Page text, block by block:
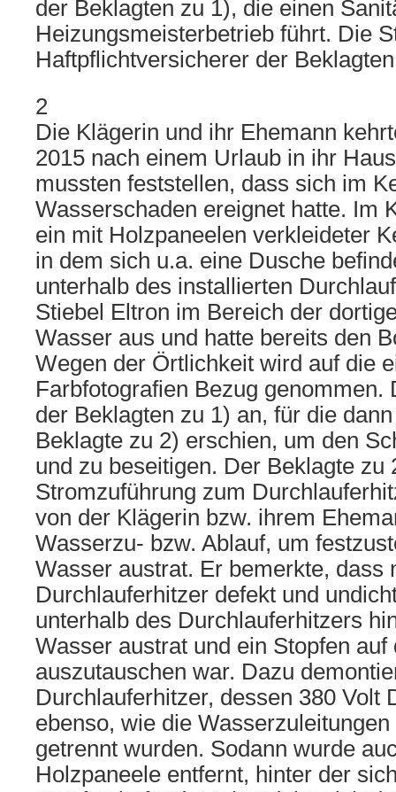
der Beklagten zu 1), die einen
Heizungsmeisterbetrieb führt. Die
Haftpflichtversicherer der
2
Die Klägerin und ihr Ehemann
2015 nach einem Urlaub in ihr
mussten feststellen, dass sich im
Wasserschaden ereignet hatte. Im
ein mit Holzpaneelen verkleideter
in dem sich u.a. eine Dusche
unterhalb des installierten
Stiebel Eltron im Bereich der
Wasser aus und hatte bereits den
Wegen der Örtlichkeit wird auf die
Farbfotografien Bezug genommen.
der Beklagten zu 1) an, für die
Beklagte zu 2) erschien, um den
und zu beseitigen. Der Beklagte zu
Stromzuführung zum
von der Klägerin bzw. ihrem
Wasserzu- bzw. Ablauf, um
Wasser austrat. Er bemerkte, dass
Durchlauferhitzer defekt und
unterhalb des Durchlauferhitzers
Wasser austrat und ein Stopfen
auszutauschen war. Dazu
Durchlauferhitzer, dessen 380 Volt
ebenso, wie die
getrennt wurden. Sodann wurde
Holzpaneele entfernt, hinter der